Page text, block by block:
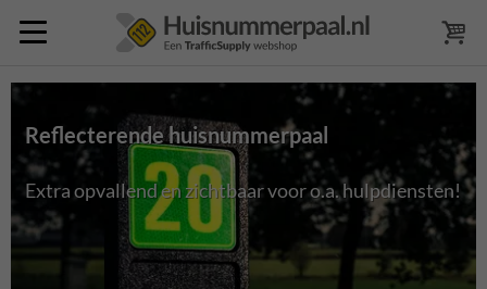
Extra opvallend en zichtbaar voor o.a. hulpdiensten!
Reflecterende huisnummerpaal